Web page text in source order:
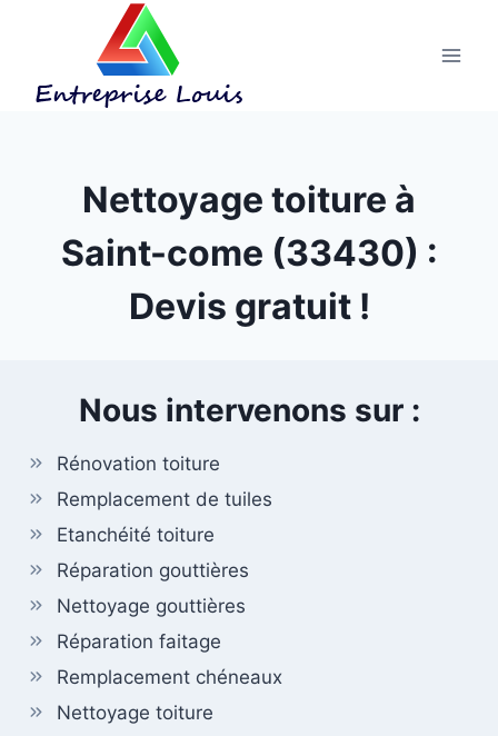
Nettoyage toiture à
Saint-come (33430) :
Devis gratuit !
Nous intervenons sur :
Rénovation toiture
Remplacement de tuiles
Etanchéité toiture
Réparation gouttières
Nettoyage gouttières
Réparation faitage
Remplacement chéneaux
Nettoyage toiture